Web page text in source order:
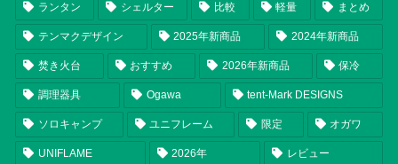
ランタン シェルター 比較 軽量 まとめ
テンマクデザイン 2025年新商品 2024年新商品
焚き火台 おすすめ 2026年新商品 保冷
調理器具 Ogawa tent-Mark DESIGNS
ソロキャンプ ユニフレーム 限定 オガワ
UNIFLAME 2026年 レビュー